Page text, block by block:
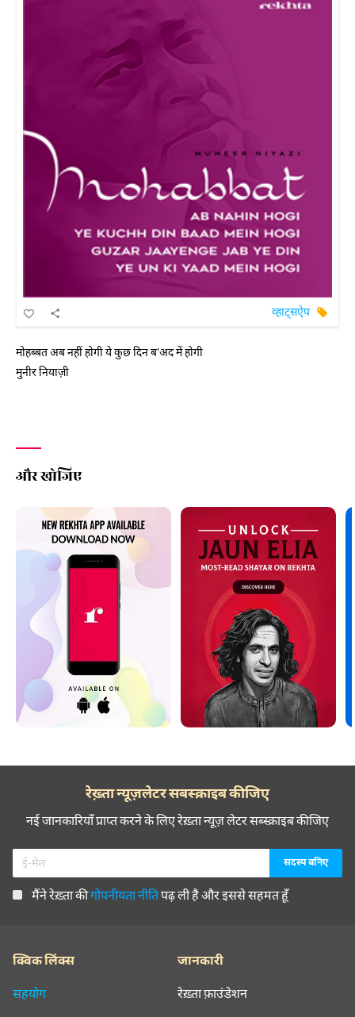
व्हाट्सऐप
मोहब्बत अब नहीं होगी ये कुछ दिन ब'अद में होगी
मुनीर नियाज़ी
और खोजिए
रेख़्ता न्यूज़लेटर सबस्क्राइब कीजिए
नई जानकारियाँ प्राप्त करने के लिए रेख़्ता न्यूज़ लेटर सब्स्क्राइब कीजिए
मैंने रेख़्ता कीगोपनीयता नीतिपढ़ ली है और इससे सहमत हूँ
क्विक लिंक्स
सहयोग
जानकारी
रेख़्ता फ़ाउंडेशन